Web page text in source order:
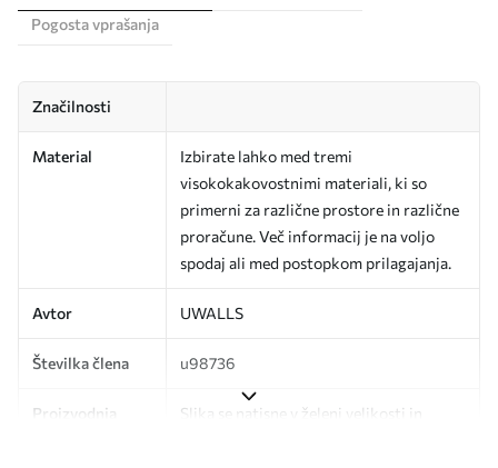
Pogosta vprašanja
Značilnosti
Material
Izbirate lahko med tremi
visokokakovostnimi materiali, ki so
primerni za različne prostore in različne
proračune. Več informacij je na voljo
spodaj ali med postopkom prilagajanja.
Avtor UWALLS
Številka člena u98736
Proizvodnja
Slika se natisne v želeni velikosti in